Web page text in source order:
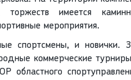
торжеств имеется
мероприятия.
спортсмены, и новички.
коммерческие
областного